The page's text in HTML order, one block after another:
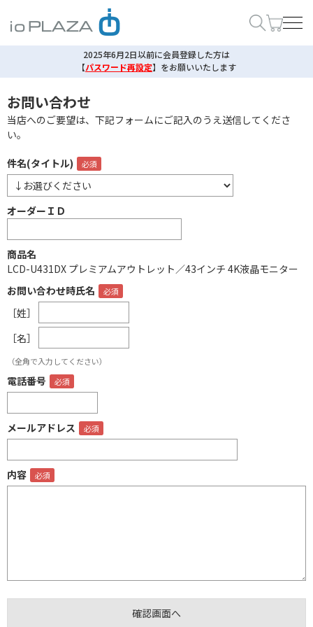
2025年6月2日以前に会員登録した方は
【パスワード再設定】 をお願いいたします
お問い合わせ
当店へのご要望は、下記フォームにご記入のうえ送信してくださ
い。
件名(タイトル)
オーダーＩＤ
商品名
LCD-U431DX プレミアムアウトレット／43インチ 4K液晶モニター
お問い合わせ時氏名
［姓］
［名］
（全角で入力してください）
電話番号
メールアドレス
内容